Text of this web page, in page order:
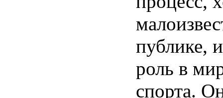
публике,
роль в
спорта.